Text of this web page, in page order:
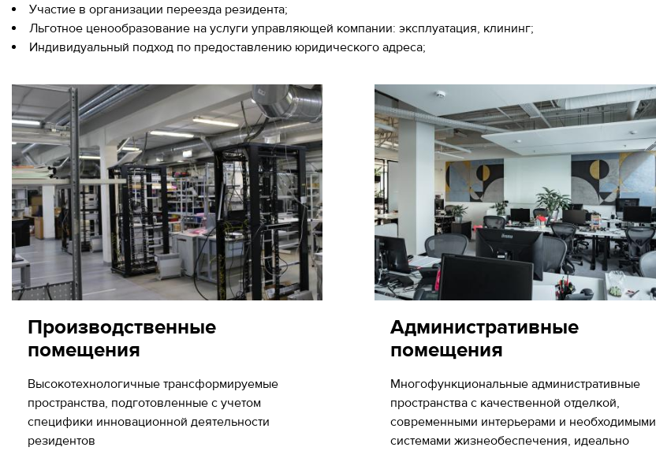
Участие в организации переезда резидента;
Льготное ценообразование на услуги управляющей компании: эксплуатация, клининг;
Индивидуальный подход по предоставлению юридического адреса;
Производственные
помещения
Высокотехнологичные трансформируемые
пространства, подготовленные с учетом
специфики инновационной деятельности
резидентов
Административные
помещения
Многофункциональные административные
пространства с качественной отделкой,
cовременными интерьерами и необходимыми
системами жизнеобеспечения, идеально